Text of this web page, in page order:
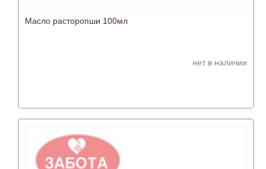
Масло расторопши 100мл
нет в наличии